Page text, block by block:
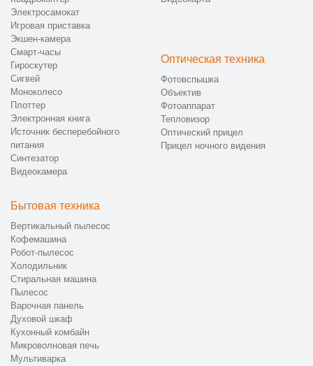
Электросамокат
Игровая приставка
Экшен-камера
Смарт-часы
Гироскутер
Сигвей
Моноколесо
Плоттер
Электронная книга
Источник бесперебойного
питания
Синтезатор
Видеокамера
Оптическая техника
Фотовспышка
Объектив
Фотоаппарат
Тепловизор
Оптический прицел
Прицел ночного видения
Бытовая техника
Вертикальный пылесос
Кофемашина
Робот-пылесос
Холодильник
Стиральная машина
Пылесос
Варочная панель
Духовой шкаф
Кухонный комбайн
Микроволновая печь
Мультиварка